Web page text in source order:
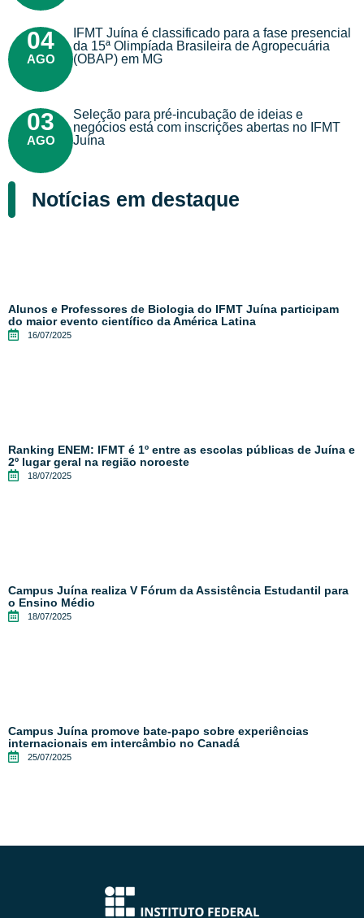
04
AGO
IFMT Juína é classificado para a fase presencial
da 15ª Olimpíada Brasileira de Agropecuária
(OBAP) em MG
03
AGO
Seleção para pré-incubação de ideias e
negócios está com inscrições abertas no IFMT
Juína
Notícias em destaque
Alunos e Professores de Biologia do IFMT Juína participam
do maior evento científico da América Latina
16/07/2025
Ranking ENEM: IFMT é 1º entre as escolas públicas de Juína e
2º lugar geral na região noroeste
18/07/2025
Campus Juína realiza V Fórum da Assistência Estudantil para
o Ensino Médio
18/07/2025
Campus Juína promove bate-papo sobre experiências
internacionais em intercâmbio no Canadá
25/07/2025